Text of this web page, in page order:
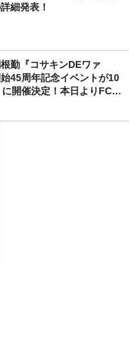
細発表！
勤『コサキンDEワァ
45周年記念イベントが10
に開催決定！本日よりFC先